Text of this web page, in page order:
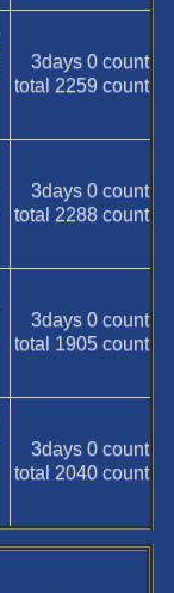
3days 0count
total 2259 count
3days 0count
total 2288count
3days 0count
total 1905count
3days 0count
total 2040count